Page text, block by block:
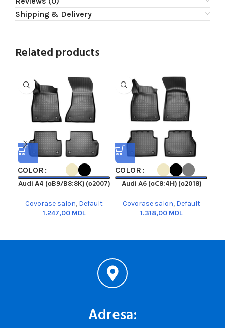
Shipping & Delivery
Related products
COLOR
Audi A4 (сB9/B8:8K) (с2007)
Covorase salon, Default
MDL
COLOR
Audi A6 (сC8:4Н) (с2018)
Covorase salon, Default
MDL
Adresa: